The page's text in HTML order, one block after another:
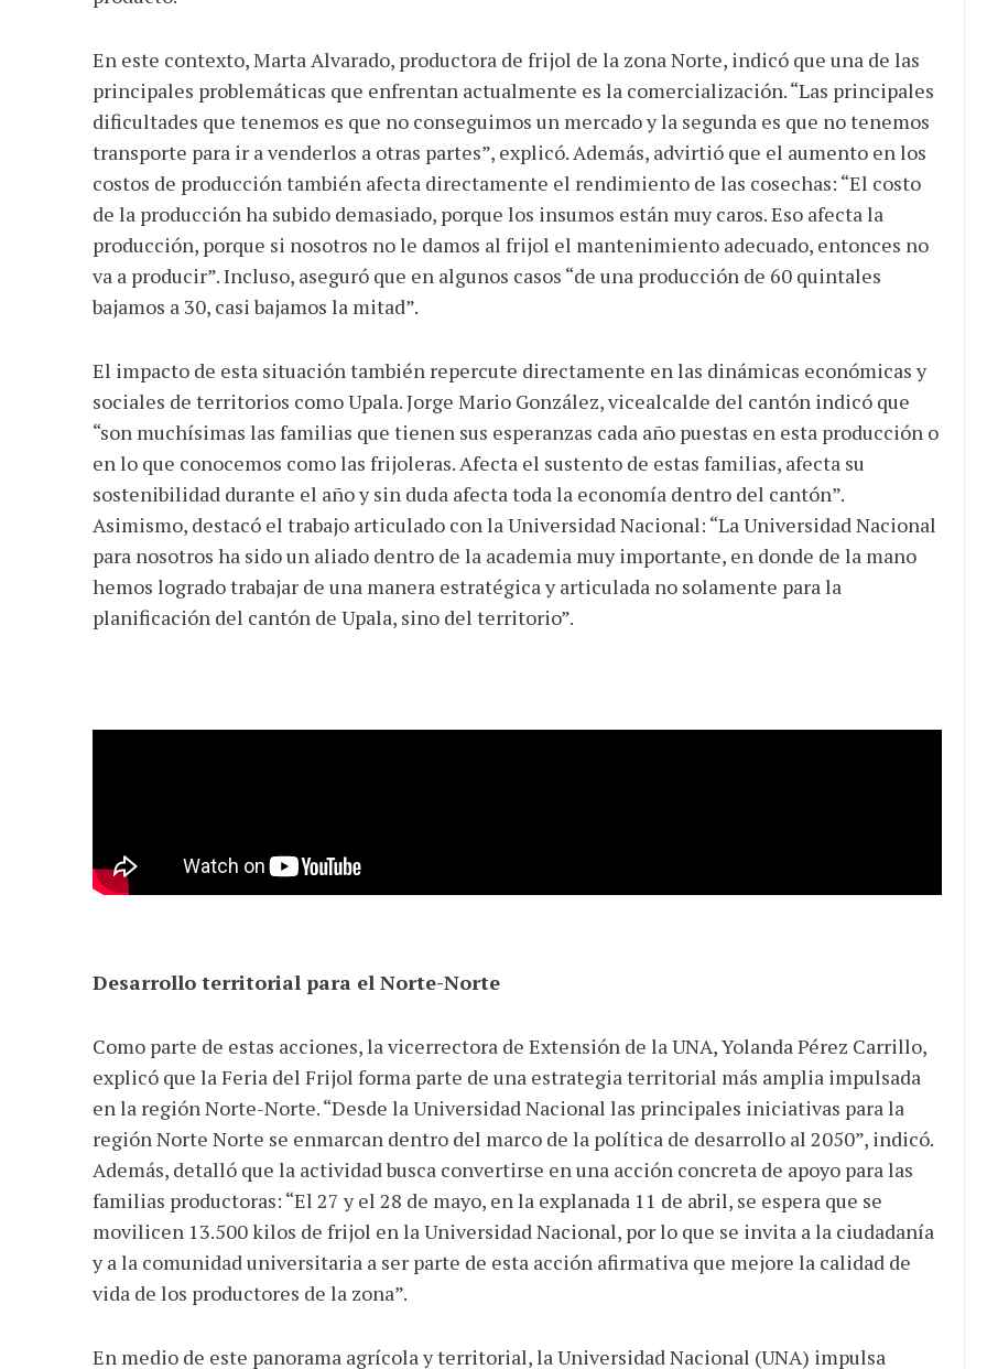
En este contexto, Marta Alvarado, productora de frijol de la zona Norte, indicó que una de las
principales problemáticas que enfrentan actualmente es la comercialización. “Las principales
dificultades que tenemos es que no conseguimos un mercado y la segunda es que no tenemos
transporte para ir a venderlos a otras partes”, explicó. Además, advirtió que el aumento en los
costos de producción también afecta directamente el rendimiento de las cosechas: “El costo
de la producción ha subido demasiado, porque los insumos están muy caros. Eso afecta la
producción, porque si nosotros no le damos al frijol el mantenimiento adecuado, entonces no
va a producir”. Incluso, aseguró que en algunos casos “de una producción de 60 quintales
bajamos a 30, casi bajamos la mitad”.
El impacto de esta situación también repercute directamente en las dinámicas económicas y
sociales de territorios como Upala. Jorge Mario González, vicealcalde del cantón indicó que
“son muchísimas las familias que tienen sus esperanzas cada año puestas en esta producción o
en lo que conocemos como las frijoleras. Afecta el sustento de estas familias, afecta su
sostenibilidad durante el año y sin duda afecta toda la economía dentro del cantón”.
Asimismo, destacó el trabajo articulado con la Universidad Nacional: “La Universidad Nacional
para nosotros ha sido un aliado dentro de la academia muy importante, en donde de la mano
hemos logrado trabajar de una manera estratégica y articulada no solamente para la
planificación del cantón de Upala, sino del territorio”.
Desarrollo territorial para el Norte-Norte
Como parte de estas acciones, la vicerrectora de Extensión de la UNA, Yolanda Pérez Carrillo,
explicó que la Feria del Frijol forma parte de una estrategia territorial más amplia impulsada
en la región Norte-Norte. “Desde la Universidad Nacional las principales iniciativas para la
región Norte Norte se enmarcan dentro del marco de la política de desarrollo al 2050”, indicó.
Además, detalló que la actividad busca convertirse en una acción concreta de apoyo para las
familias productoras: “El 27 y el 28 de mayo, en la explanada 11 de abril, se espera que se
movilicen 13.500 kilos de frijol en la Universidad Nacional, por lo que se invita a la ciudadanía
y a la comunidad universitaria a ser parte de esta acción afirmativa que mejore la calidad de
vida de los productores de la zona”.
En medio de este panorama agrícola y territorial, la Universidad Nacional (UNA) impulsa